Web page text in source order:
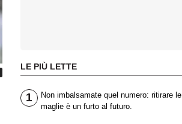
LE PIÙ LETTE
1
Non imbalsamate quel numero: ritirare le
maglie è un furto al futuro.